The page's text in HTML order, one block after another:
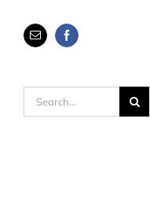
Email Facebook
Search
for: